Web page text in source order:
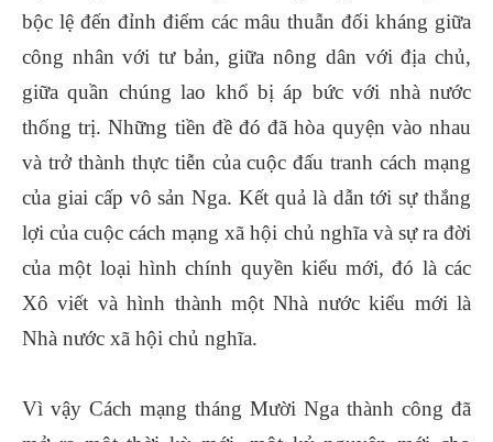
bộc lệ đến đỉnh điểm các mâu thuẫn đối kháng giữa
công nhân với tư bản, giữa nông dân với địa chủ,
giữa quần chúng lao khổ bị áp bức với nhà nước
thống trị. Những tiền đề đó đã hòa quyện vào nhau
và trở thành thực tiễn của cuộc đấu tranh cách mạng
của giai cấp vô sản Nga. Kết quả là dẫn tới sự thắng
lợi của cuộc cách mạng xã hội chủ nghĩa và sự ra đời
của một loại hình chính quyền kiểu mới, đó là các
Xô viết và hình thành một Nhà nước kiểu mới là
Nhà nước xã hội chủ nghĩa.
Vì vậy Cách mạng tháng Mười Nga thành công đã